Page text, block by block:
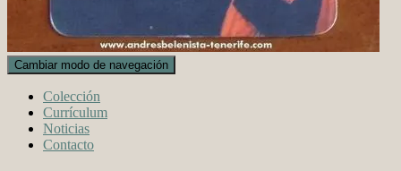
Cambiar modo de navegación
Colección
Currículum
Noticias
Contacto